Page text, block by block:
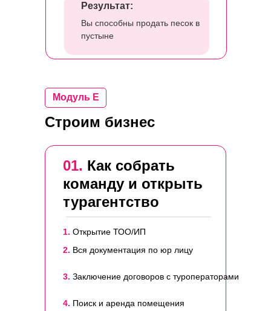
Результат:
Вы способны продать песок в
пустыне
Модуль E
Строим бизнес
01. Как собрать
команду и открыть
турагентство
1. Открытие ТОО/ИП
2. Вся документация по юр лицу
3. Заключение договоров с туроператорами
4. Поиск и аренда помещения